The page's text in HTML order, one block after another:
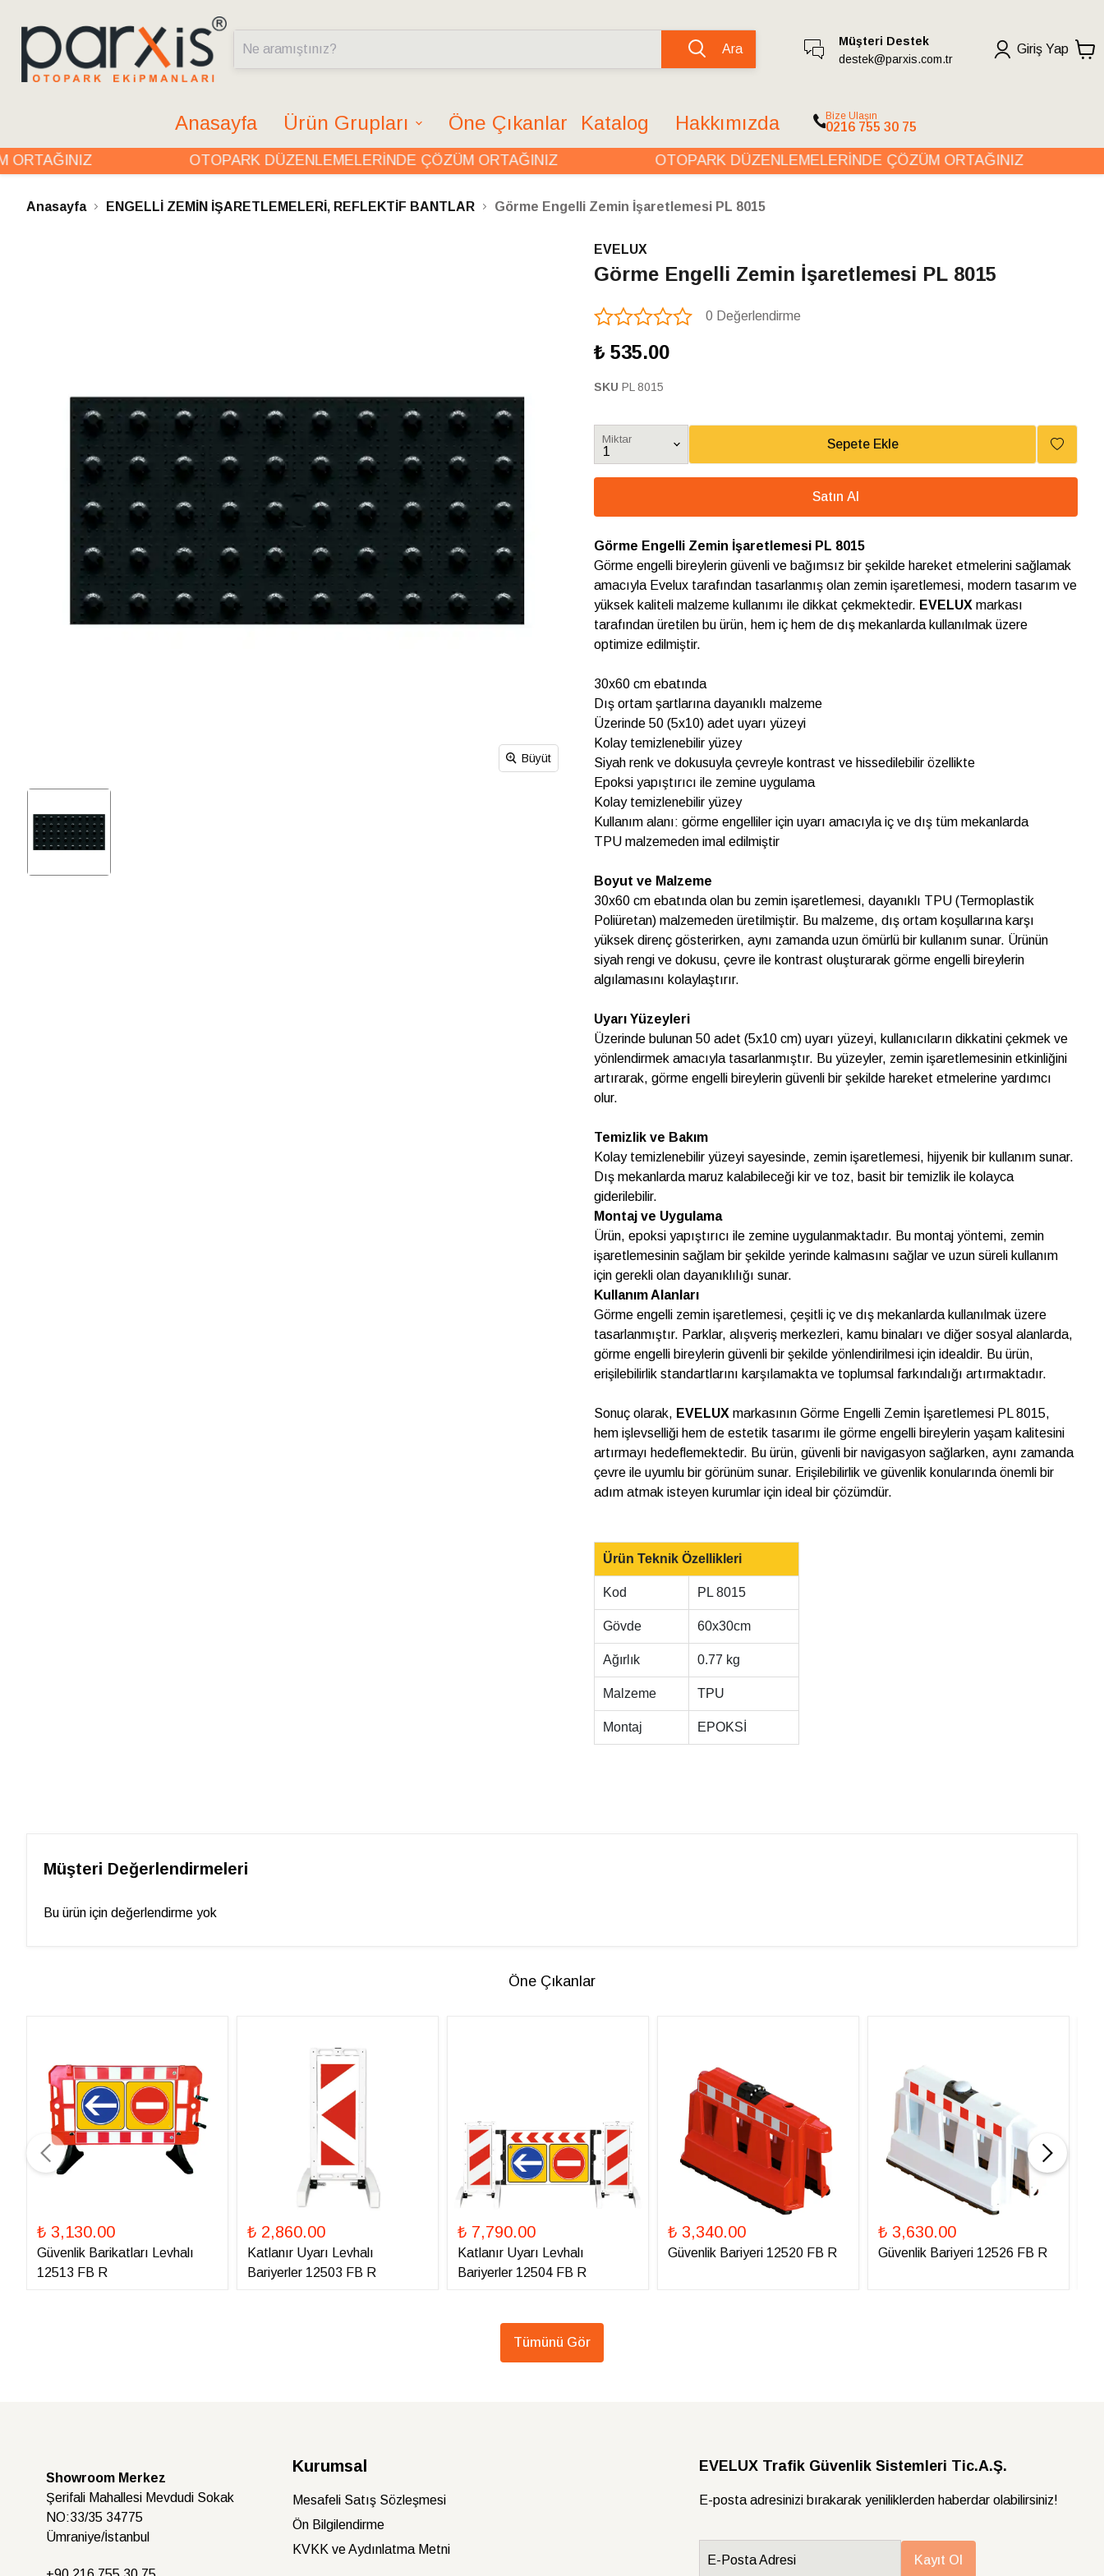
Ara
Müşteri Destek
destek@parxis.com.tr
Giriş Yap
Anasayfa Ürün Grupları Öne Çıkanlar Katalog Hakkımızda Bize Ulaşın
0216 755 30 75
OTOPARK DÜZENLEMELERİNDE ÇÖZÜM ORTAĞINIZ OTOPARK DÜZENLEMELERİNDE ÇÖZÜM ORTAĞINIZ
Anasayfa ENGELLİ ZEMİN İŞARETLEMELERİ, REFLEKTİF BANTLAR Görme Engelli Zemin İşaretlemesi PL 8015
Büyüt
EVELUX
Görme Engelli Zemin İşaretlemesi PL 8015
0 Değerlendirme
₺ 535.00
SKU PL 8015
Miktar Sepete Ekle
Satın Al
Görme Engelli Zemin İşaretlemesi PL 8015
Görme engelli bireylerin güvenli ve bağımsız bir şekilde hareket etmelerini sağlamak
amacıyla Evelux tarafından tasarlanmış olan zemin işaretlemesi, modern tasarım ve
yüksek kaliteli malzeme kullanımı ile dikkat çekmektedir. EVELUX markası
tarafından üretilen bu ürün, hem iç hem de dış mekanlarda kullanılmak üzere
optimize edilmiştir.
30x60 cm ebatında
Dış ortam şartlarına dayanıklı malzeme
Üzerinde 50 (5x10) adet uyarı yüzeyi
Kolay temizlenebilir yüzey
Siyah renk ve dokusuyla çevreyle kontrast ve hissedilebilir özellikte
Epoksi yapıştırıcı ile zemine uygulama
Kolay temizlenebilir yüzey
Kullanım alanı: görme engelliler için uyarı amacıyla iç ve dış tüm mekanlarda
TPU malzemeden imal edilmiştir
Boyut ve Malzeme
30x60 cm ebatında olan bu zemin işaretlemesi, dayanıklı TPU (Termoplastik
Poliüretan) malzemeden üretilmiştir. Bu malzeme, dış ortam koşullarına karşı
yüksek direnç gösterirken, aynı zamanda uzun ömürlü bir kullanım sunar. Ürünün
siyah rengi ve dokusu, çevre ile kontrast oluşturarak görme engelli bireylerin
algılamasını kolaylaştırır.
Uyarı Yüzeyleri
Üzerinde bulunan 50 adet (5x10 cm) uyarı yüzeyi, kullanıcıların dikkatini çekmek ve
yönlendirmek amacıyla tasarlanmıştır. Bu yüzeyler, zemin işaretlemesinin etkinliğini
artırarak, görme engelli bireylerin güvenli bir şekilde hareket etmelerine yardımcı
olur.
Temizlik ve Bakım
Kolay temizlenebilir yüzeyi sayesinde, zemin işaretlemesi, hijyenik bir kullanım sunar.
Dış mekanlarda maruz kalabileceği kir ve toz, basit bir temizlik ile kolayca
giderilebilir.
Montaj ve Uygulama
Ürün, epoksi yapıştırıcı ile zemine uygulanmaktadır. Bu montaj yöntemi, zemin
işaretlemesinin sağlam bir şekilde yerinde kalmasını sağlar ve uzun süreli kullanım
için gerekli olan dayanıklılığı sunar.
Kullanım Alanları
Görme engelli zemin işaretlemesi, çeşitli iç ve dış mekanlarda kullanılmak üzere
tasarlanmıştır. Parklar, alışveriş merkezleri, kamu binaları ve diğer sosyal alanlarda,
görme engelli bireylerin güvenli bir şekilde yönlendirilmesi için idealdir. Bu ürün,
erişilebilirlik standartlarını karşılamakta ve toplumsal farkındalığı artırmaktadır.
Sonuç olarak, EVELUX markasının Görme Engelli Zemin İşaretlemesi PL 8015,
hem işlevselliği hem de estetik tasarımı ile görme engelli bireylerin yaşam kalitesini
artırmayı hedeflemektedir. Bu ürün, güvenli bir navigasyon sağlarken, aynı zamanda
çevre ile uyumlu bir görünüm sunar. Erişilebilirlik ve güvenlik konularında önemli bir
adım atmak isteyen kurumlar için ideal bir çözümdür.
Ürün Teknik Özellikleri
Kod PL 8015
Gövde 60x30cm
Ağırlık 0.77 kg
Malzeme TPU
Montaj EPOKSİ
Müşteri Değerlendirmeleri
Bu ürün için değerlendirme yok
Öne Çıkanlar
₺ 3,130.00
Güvenlik Barikatları Levhalı
12513 FB R
₺ 2,860.00
Katlanır Uyarı Levhalı
Bariyerler 12503 FB R
₺ 7,790.00
Katlanır Uyarı Levhalı
Bariyerler 12504 FB R
₺ 3,340.00
Güvenlik Bariyeri 12520 FB R
₺ 3,630.00
Güvenlik Bariyeri 12526 FB R
Tümünü Gör
Showroom Merkez
Şerifali Mahallesi Mevdudi Sokak
NO:33/35 34775
Ümraniye/İstanbul
Kurumsal
Mesafeli Satış Sözleşmesi
Ön Bilgilendirme
KVKK ve Aydınlatma Metni
EVELUX Trafik Güvenlik Sistemleri Tic.A.Ş.
E-posta adresinizi bırakarak yeniliklerden haberdar olabilirsiniz!
E-Posta Adresi Kayıt Ol